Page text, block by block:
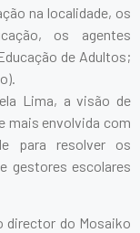
na localidade, os
os agentes
de Adultos;
Lima, a visão de
mais envolvida com
para resolver os
gestores escolares
director do Mosaiko